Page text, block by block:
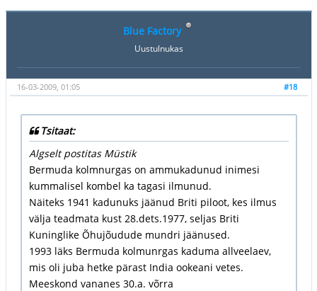
Blue Factory
Uustulnukas
#18
16-03-2009, 01:05
Tsitaat:
Algselt postitas Müstik
Bermuda kolmnurgas on ammukadunud inimesi
kummalisel kombel ka tagasi ilmunud.
Näiteks 1941 kadunuks jäänud Briti piloot, kes ilmus
välja teadmata kust 28.dets.1977, seljas Briti
Kuninglike Õhujõudude mundri jäänused.
1993 läks Bermuda kolmunrgas kaduma allveelaev,
mis oli juba hetke pärast India ookeani vetes.
Meeskond vananes 30.a. võrra